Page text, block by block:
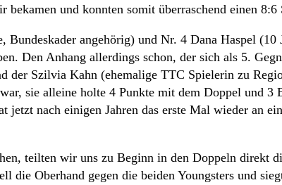
und konnten somit überraschend einen 8:6
angehörig) und Nr. 4 Dana Haspel (10
Den Anhang allerdings schon, der sich als 5.
der Szilvia Kahn (ehemalige TTC Spielerin zu
sie alleine holte 4 Punkte mit dem Doppel und 3
nach einigen Jahren das erste Mal wieder an
teilten wir uns zu Beginn in den Doppeln direkt
die Oberhand gegen die beiden Youngsters und